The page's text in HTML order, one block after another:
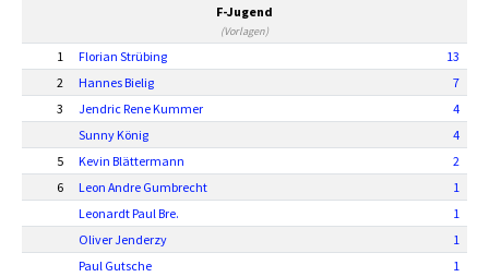
F-Jugend
(Vorlagen)
1 Florian Strübing
13
2
Hannes Bielig
7
3
Jendric Rene Kummer
4
Sunny König
4
5
Kevin Blättermann
2
6
Leon Andre Gumbrecht
1
Leonardt Paul Bre.
1
Oliver Jenderzy
1
Paul Gutsche
1